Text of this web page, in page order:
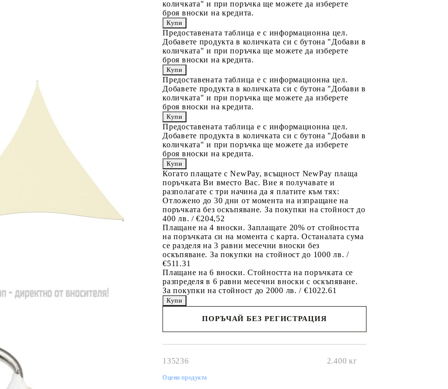
количката" и при поръчка ще можете да изберете
броя вноски на кредита.
Предоставената таблица е с информационна цел.
Добавете продукта в количката си с бутона "Добави в
количката" и при поръчка ще можете да изберете
броя вноски на кредита.
Предоставената таблица е с информационна цел.
Добавете продукта в количката си с бутона "Добави в
количката" и при поръчка ще можете да изберете
броя вноски на кредита.
Предоставената таблица е с информационна цел.
Добавете продукта в количката си с бутона "Добави в
количката" и при поръчка ще можете да изберете
броя вноски на кредита.
Когато плащате с NewPay, всъщност NewPay плаща
поръчката Ви вместо Вас. Вие я получавате и
разполагате с три начина да я платите към тях:
Отложено до 30 дни от момента на изпращане на
поръчката без оскъпяване. За покупки на стойност до
400 лв. / €204,52
Плащане на 4 вноски. Заплащате 20% от стойността
на поръчката си на момента с карта. Останалата сума
се разделя на 3 равни месечни вноски без
оскъпяване. За покупки на стойност до 1000 лв. /
€511.31
Плащане на 6 вноски. Стойността на поръчката се
разпределя в 6 равни месечни вноски с оскъпяване.
За покупки на стойност до 2000 лв. / €1022.61
ПОРЪЧАЙ БЕЗ РЕГИСТРАЦИЯ
135236 2.400 кг
Оцени продукта